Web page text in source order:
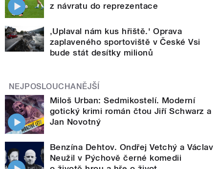
z návratu do reprezentace
‚Uplaval nám kus hřiště.' Oprava
zaplaveného sportoviště v České Vsi
bude stát desítky milionů
NEJPOSLOUCHANĚJŠÍ
Miloš Urban: Sedmikostelí. Moderní
gotický krimi román čtou Jiří Schwarz a
Jan Novotný
Benzína Dehtov. Ondřej Vetchý a Václav
Neužil v Pýchově černé komedii